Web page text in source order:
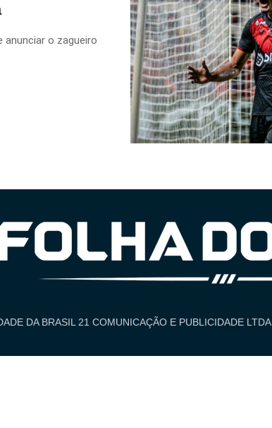
o zagueiro
DA BRASIL 21 COMUNICAÇÃO E PUBLICIDADE LTDA